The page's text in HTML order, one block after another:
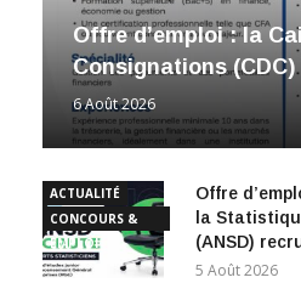
Offre d’emploi : la
Consignations
6 Août 2026
ACTUALITÉ
CONCOURS &
EMPLOI
Offre
la
(ANSD)
5 Août 2026